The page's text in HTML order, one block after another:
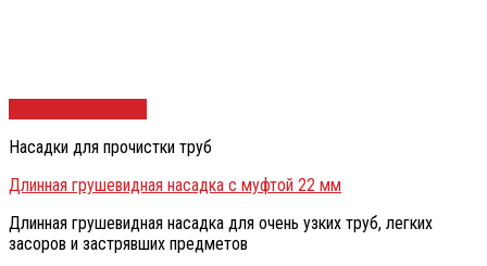
Насадки для прочистки труб
Длинная грушевидная насадка с муфтой 22 мм
Длинная грушевидная насадка для очень узких труб, легких
засоров и застрявших предметов